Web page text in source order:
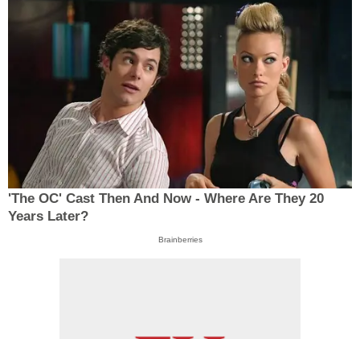
'The OC' Cast Then And Now - Where Are They 20
Years Later?
Brainberries